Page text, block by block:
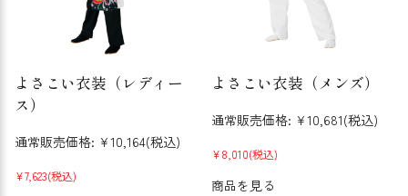
よさこい衣装（レディー
ス）
通常販売価格: ¥10,164(税込)
¥7,623(税込)
よさこい衣装（メンズ）
通常販売価格: ¥10,681(税込)
¥8,010(税込)
商品を見る